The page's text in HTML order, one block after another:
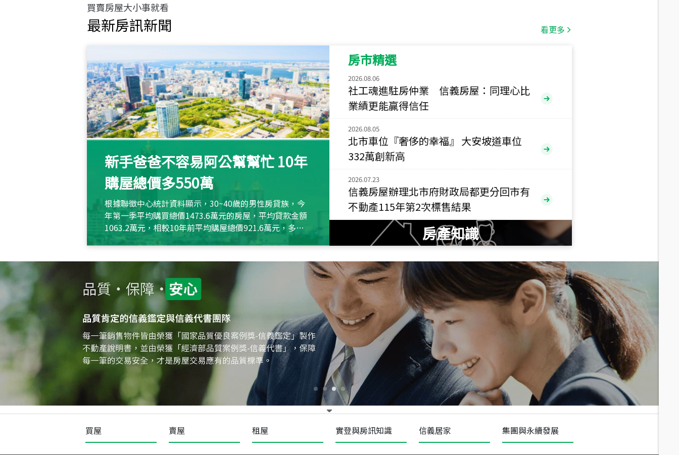
115
新北市永和區環河西路二段
115年07月 成交
央央 5,800萬
115年
小西華 1,938萬
115 年07月 成交
捷豹
台北市中山區長春路
115年07月 成交
十泉十美
台北市北投區光明路
總價
1,020萬
年 月 成交
四維天廈
新竹市新竹市四維路
總價
490萬
115 月 成交
菁英典藏
新竹市新竹市慈祥路
1,808
買賣房屋大小事就看
最新房訊新聞 看更多
新手爸爸不容易阿公幫幫忙 10年
購屋總價多550萬
根據聯徵中心統計資料顯示，30~40歲的男性房貸族，今
年第一季平均購買總價1473.6萬元的房屋，平均貸款金額
1063.2萬元，相較10年前平均購屋總價921.6萬元，多出
約550萬元，且貸款金額也多
房市精選
2026.08.06
社工魂進駐房仲業 信義房屋：同理心比
業績更能贏得信任
2026.08.05
北市車位『奢侈的幸福』 大安坡道車位
332萬創新高
2026.07.23
信義房屋辦理北市府財政局都更分回市有
不動產115年第2次標售結果
房產知識
買屋 賣屋 租屋 實登與房訊知識 信義居家 集團與永續發展